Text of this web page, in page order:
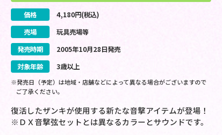
価格 4,180円(税込)
売場
玩具売場等
発売時期
2005年10月28日発売
対象年齢
3歳以上
※発売日（予定）は地域・店舗などによって異なる場合がございますので
ご了承ください。
復活したザンキが使用する新たな音撃アイテムが登場！
※ＤＸ音撃弦セットとは異なるカラーとサウンドです。